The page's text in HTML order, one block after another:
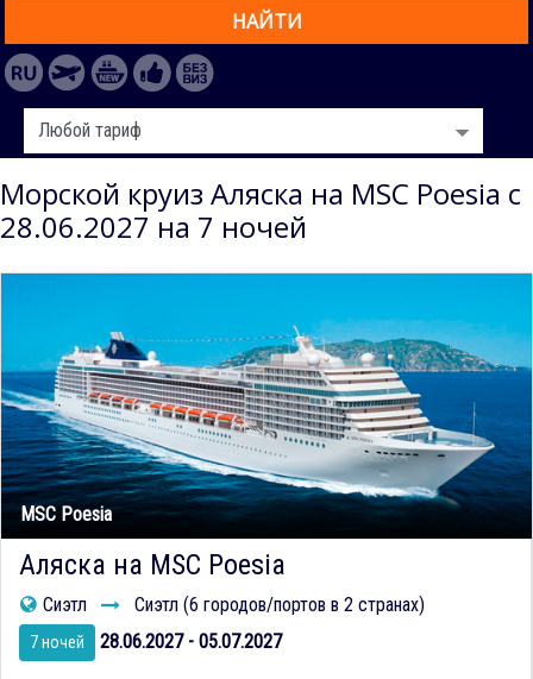
НАЙТИ
Морской круиз Аляска на MSC Poesia с
28.06.2027 на 7 ночей
MSC Poesia
Аляска на MSC Poesia
Сиэтл Сиэтл (6 городов/портов в 2 странах)
7 ночей 28.06.2027 - 05.07.2027